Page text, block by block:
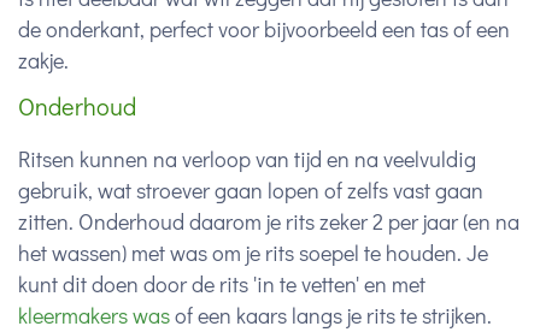
de onderkant, perfect voor bijvoorbeeld een tas of een
zakje.
Onderhoud
Ritsen kunnen na verloop van tijd en na veelvuldig
gebruik, wat stroever gaan lopen of zelfs vast gaan
zitten. Onderhoud daarom je rits zeker 2 per jaar (en na
het wassen) met was om je rits soepel te houden. Je
kunt dit doen door de rits 'in te vetten' en met
kleermakers wasof een kaars langs je rits te strijken.